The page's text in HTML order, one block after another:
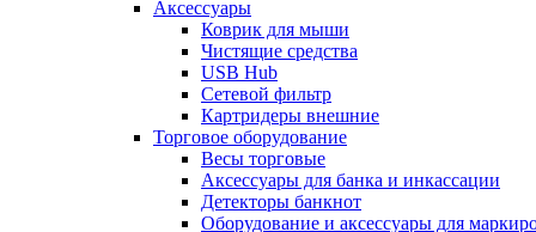
Аксессуары
Коврик для мыши
Чистящие средства
USB Hub
Сетевой фильтр
Картридеры внешние
Торговое оборудование
Весы торговые
Аксессуары для банка и инкассации
Детекторы банкнот
Оборудование и аксессуары для